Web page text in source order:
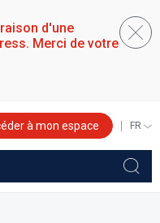
d'une
Merci de votre
à mon espace
YOUR